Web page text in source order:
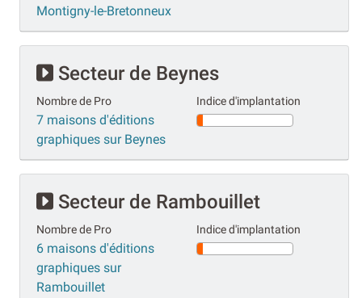
Montigny-le-Bretonneux
Secteur de Beynes
Nombre de Pro
7 maisons d'éditions
graphiques sur Beynes
Indice d'implantation
Secteur de Rambouillet
Nombre de Pro
6 maisons d'éditions
graphiques sur
Rambouillet
Indice d'implantation